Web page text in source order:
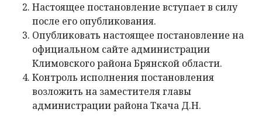
Настоящее постановление вступает в силу
после его опубликования.
Опубликовать настоящее постановление на
официальном сайте администрации
Климовского района Брянской области.
Контроль исполнения постановления
возложить на заместителя главы
администрации района Ткача Д.Н.